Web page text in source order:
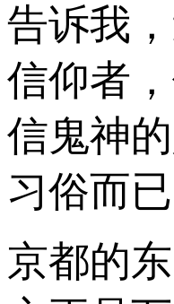
告诉我
信仰者
信鬼神
习俗而已
京都的